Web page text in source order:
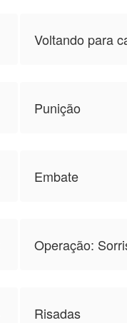
Voltando para
Punição
Embate
Operação:
Risadas